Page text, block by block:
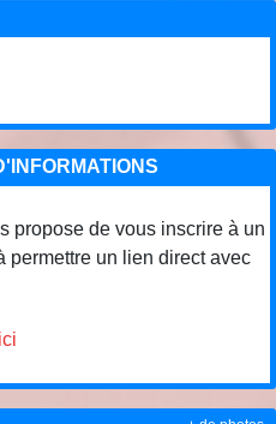
propose de vous inscrire à un
permettre un lien direct avec